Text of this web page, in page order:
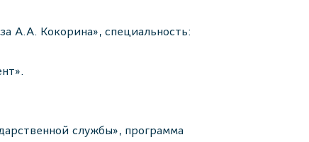
А.А. Кокорина», специальность:
службы», программа